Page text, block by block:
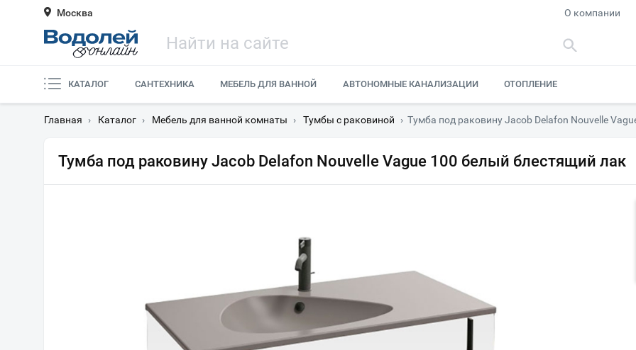
Москва О компании
КАТАЛОГ САНТЕХНИКА МЕБЕЛЬ ДЛЯ ВАННОЙ АВТОНОМНЫЕ КАНАЛИЗАЦИИ ОТОПЛЕНИЕ
Главная › Каталог › Мебель для ванной комнаты › Тумбы с раковиной › Тумба под раковину Jacob Delafon Nouvelle
Тумба под раковину Jacob Delafon Nouvelle Vague 100 белый блестящий лак